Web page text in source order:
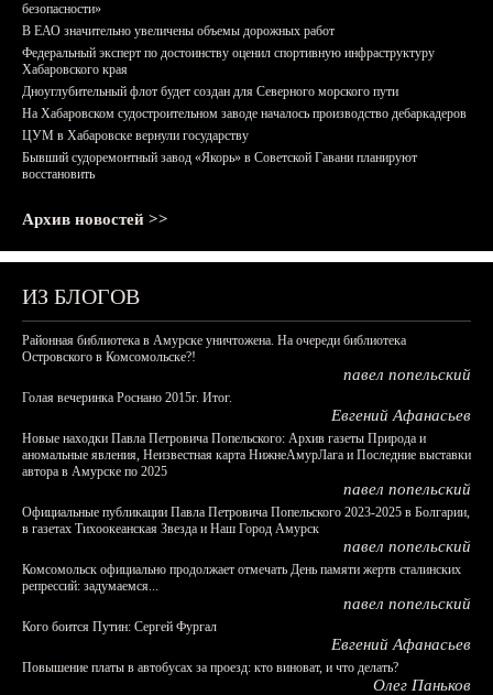
безопасности»
В ЕАО значительно увеличены объемы дорожных работ
Федеральный эксперт по достоинству оценил спортивную инфраструктуру
Хабаровского края
Дноуглубительный флот будет создан для Северного морского пути
На Хабаровском судостроительном заводе началось производство дебаркадеров
ЦУМ в Хабаровске вернули государству
Бывший судоремонтный завод «Якорь» в Советской Гавани планируют
восстановить
Архив новостей >>
ИЗ БЛОГОВ
Районная библиотека в Амурске уничтожена. На очереди библиотека
Островского в Комсомольске?!
павел попельский
Голая вечеринка Роснано 2015г. Итог.
Евгений Афанасьев
Новые находки Павла Петровича Попельского: Архив газеты Природа и
аномальные явления, Неизвестная карта НижнеАмурЛага и Последние выставки
автора в Амурске по 2025
павел попельский
Официальные публикации Павла Петровича Попельского 2023-2025 в Болгарии,
в газетах Тихоокеанская Звезда и Наш Город Амурск
павел попельский
Комсомольск официально продолжает отмечать День памяти жертв сталинских
репрессий: задумаемся...
павел попельский
Кого боится Путин: Сергей Фургал
Евгений Афанасьев
Повышение платы в автобусах за проезд: кто виноват, и что делать?
Олег Паньков